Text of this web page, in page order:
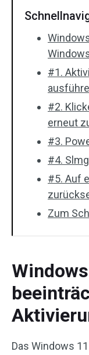
#1.
#2.
erneut
#3.
#4.
#5. Auf
Zum
Das Windows